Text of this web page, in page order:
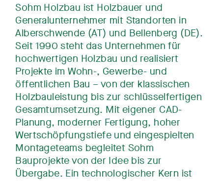
Sohm Holzbau ist Holzbauer und
Generalunternehmer mit Standorten in
Alberschwende (AT) und Bellenberg (DE).
Seit 1990 steht das Unternehmen für
hochwertigen Holzbau und realisiert
Projekte im Wohn-, Gewerbe- und
öffentlichen Bau – von der klassischen
Holzbauleistung bis zur schlüsselfertigen
Gesamtumsetzung. Mit eigener CAD-
Planung, moderner Fertigung, hoher
Wertschöpfungstiefe und eingespielten
Montageteams begleitet Sohm
Bauprojekte von der Idee bis zur
Übergabe. Ein technologischer Kern ist